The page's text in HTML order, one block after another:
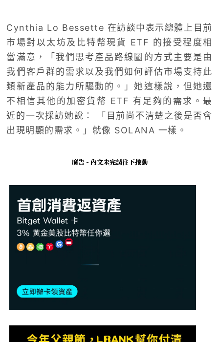
Cynthia Lo Bessette 在訪談中表示總體上目前
市場對以太坊及比特幣現貨 ETF 的接受程度相
當滿意，「我們思考產品路線圖的方式主要是由
我們客戶群的需求以及我們如何評估市場支持此
類新產品的能力所驅動的。」她這樣說，但她還
不相信其他的加密貨幣 ETF 有足夠的需求。最
近的一次採訪她說： 「目前尚不清楚之後是否會
出現明顯的需求。」就像 SOLANA 一樣。
廣告 - 內文未完請往下捲動